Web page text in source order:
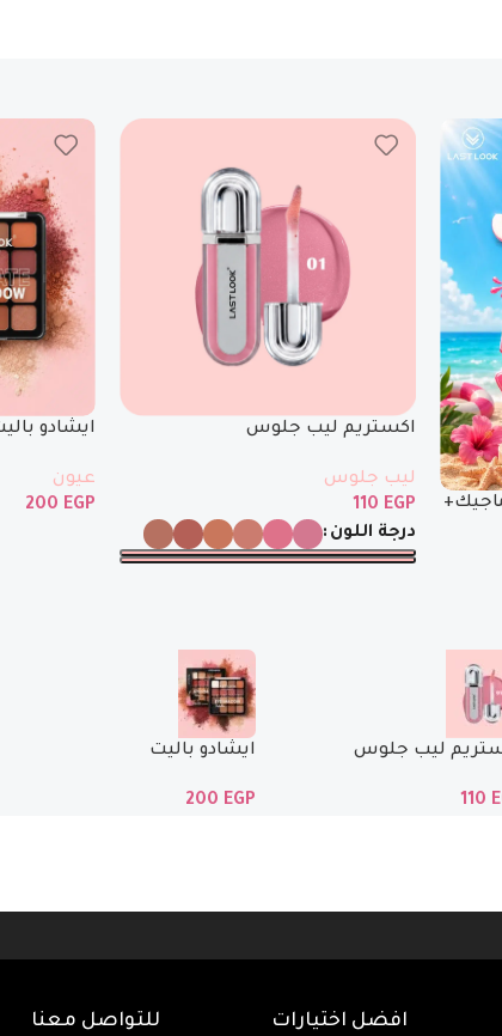
اكستريم ليب جلوس
ليب جلوس
110 EGP
درجة اللون
ايشادو
عيون
200 EGP
ليب جلوس
110
ايشادو باليت
200 EGP
افضل اختيارات للتواصل معنا